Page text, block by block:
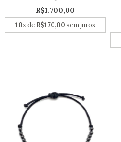
R$1.700,00
10x de R$170,00 sem juros